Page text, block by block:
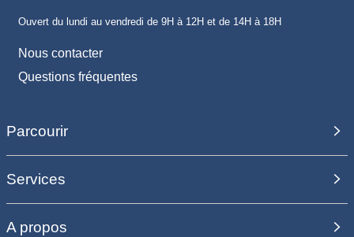
Ouvert du lundi au vendredi de 9H à 12H et de 14H à 18H
Nous contacter
Questions fréquentes
Parcourir
Services
A propos